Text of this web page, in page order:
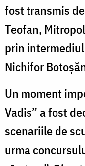
fost transmis
Teofan,
prin
Nichifor
Un moment
Vadis” a fost
scenariile de
urma